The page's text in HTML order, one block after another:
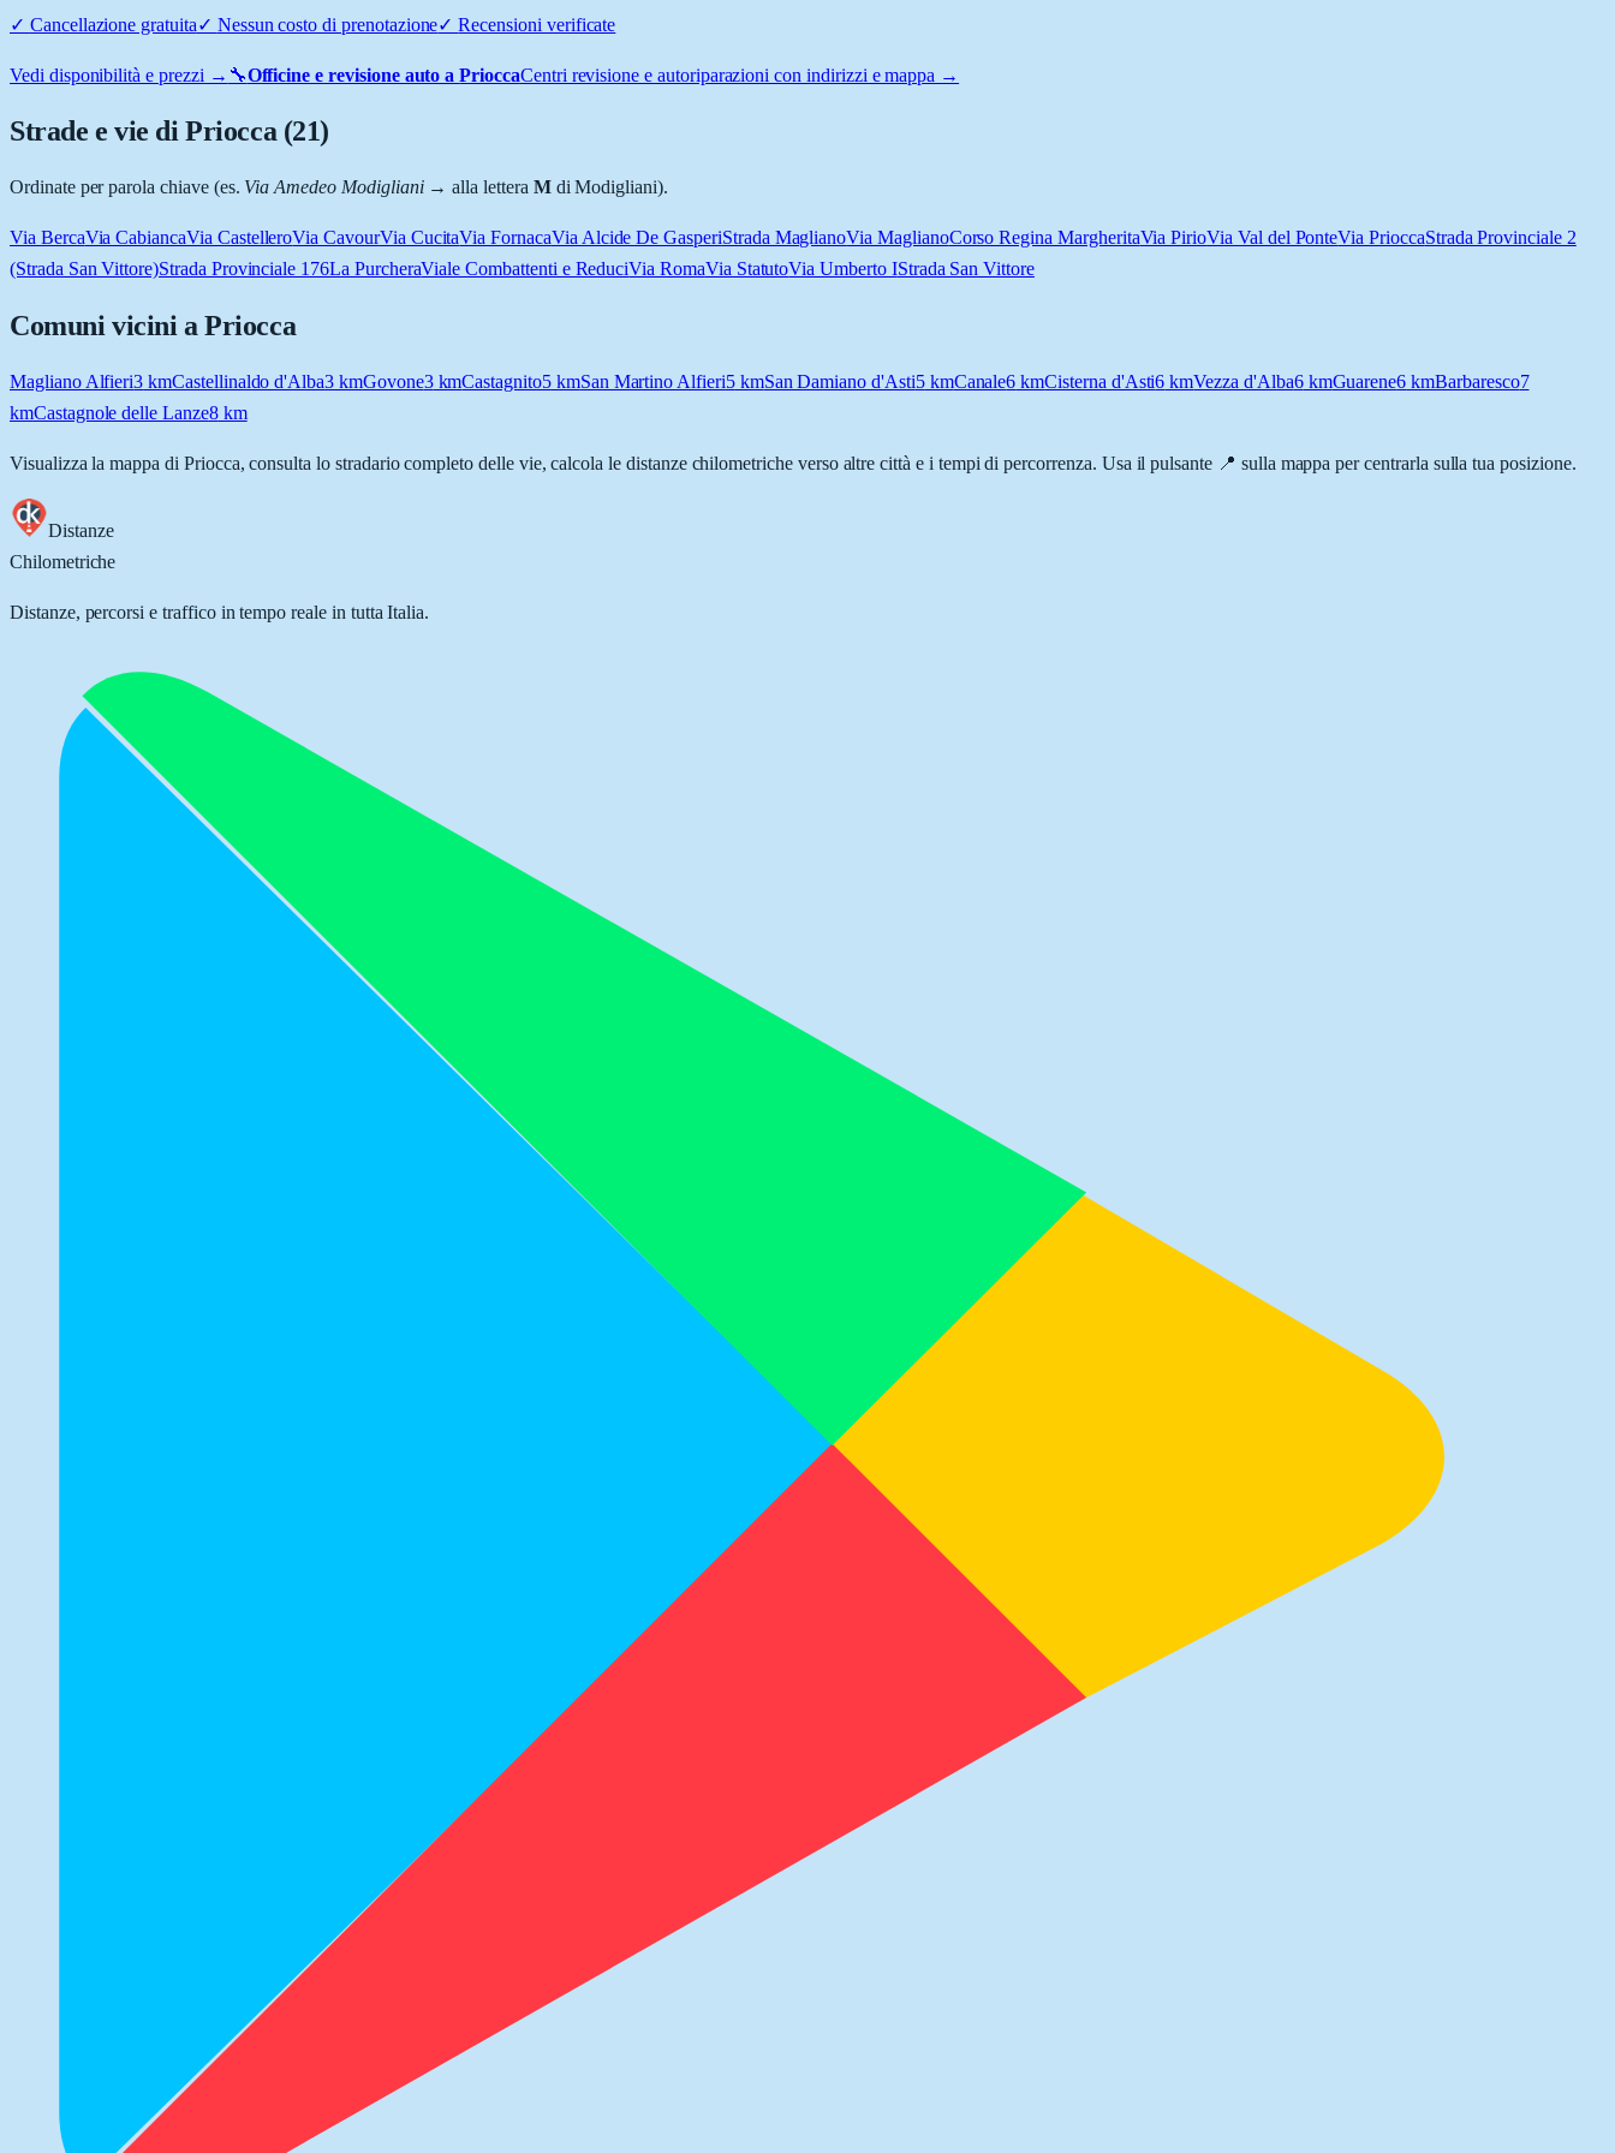
✓ Cancellazione gratuita✓ Nessun costo di prenotazione✓Recensioni verificate
Vedi disponibilità e prezzi → 🔧Officine e revisione auto aPrioccaCentri revisione e autoriparazioni con indirizzi e mappa →
Strade e vie diPriocca (21)
Ordinate per parola chiave (es. Via Amedeo Modigliani→ alla lettera Mdi Modigliani).
Via BercaVia CabiancaVia CastelleroVia CavourVia CucitaVia FornacaVia Alcide De GasperiStrada MaglianoVia MaglianoCorso Regina MargheritaVia PirioVia Val del PonteVia PrioccaStrada Provinciale 2
(Strada San Vittore)Strada Provinciale 176La PurcheraViale Combattenti e ReduciVia RomaVia StatutoVia Umberto IStrada San Vittore
Comuni vicini aPriocca
Magliano Alfieri3 kmCastellinaldo d'Alba3 kmGovone3kmCastagnito5kmSan Martino Alfieri5kmSan Damiano d'Asti5kmCanale6 kmCisterna d'Asti6 kmVezza d'Alba6kmGuarene6 kmBarbaresco7
kmCastagnole delle Lanze8km
Visualizza la mappa di Priocca, consulta lo stradario completo delle vie, calcola le distanze chilometriche verso altre città e i tempi di percorrenza. Usa il pulsante 📍 sulla mappa per centrarla sulla tua posizione.
Distanze
Chilometriche
Distanze, percorsi e traffico in tempo reale in tutta Italia.